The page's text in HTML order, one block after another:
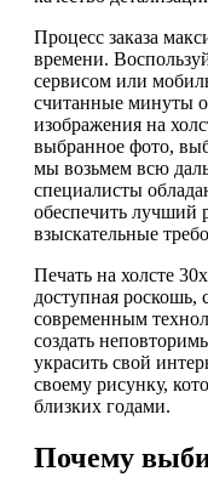
Процесс заказа
времени.
сервисом или
считанные минуты
изображения на
выбранное фото,
мы возьмем всю
специалисты
обеспечить лучший
взыскательные
Печать на холсте
доступная роскошь,
современным
создать
украсить свой
своему рисунку,
близких годами.
Почему